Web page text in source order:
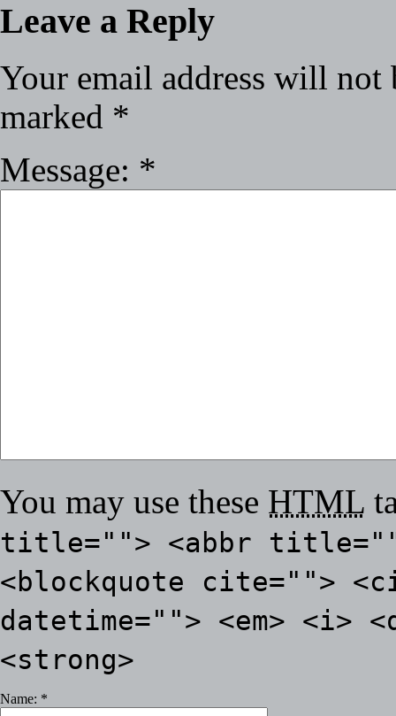
Leave a Reply
Your email address will not
marked *
Message: *
You may use these HTML
title=""> <abbr
<blockquote cite="">
datetime=""> <em> <i>
<strong>
Name: *